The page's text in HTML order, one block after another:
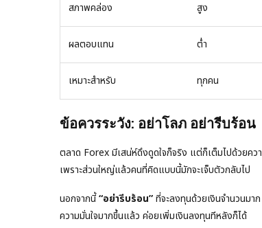
สภาพคล่อง สูง
ผลตอบแทน ต่ำ
เหมาะสำหรับ ทุกคน
ข้อควรระวัง: อย่าโลภ อย่ารีบร้อน
ตลาด Forex มีเสน่ห์ดึงดูดใจก็จริง แต่ก็เต็มไปด้วยคว
เพราะส่วนใหญ่แล้วคนที่คิดแบบนี้มักจะเจ็บตัวกลับไป
นอกจากนี้“อย่ารีบร้อน”ที่จะลงทุนด้วยเงินจำนวนมา
ความมั่นใจมากขึ้นแล้ว ค่อยเพิ่มเงินลงทุนทีหลังก็ได้